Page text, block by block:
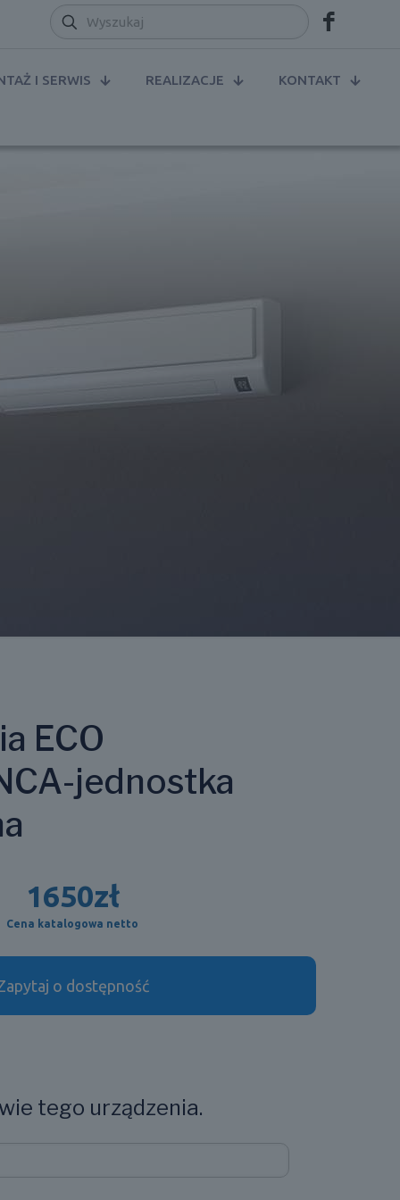
I SERWIS REALIZACJE KONTAKT
ECO
jednostka
1650zł
Cena katalogowa netto
o dostępność
tego urządzenia.